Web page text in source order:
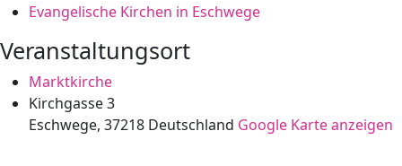
Evangelische Kirchen in Eschwege
Veranstaltungsort
Marktkirche
Kirchgasse 3
Eschwege, 37218 Deutschland Google Karte anzeigen